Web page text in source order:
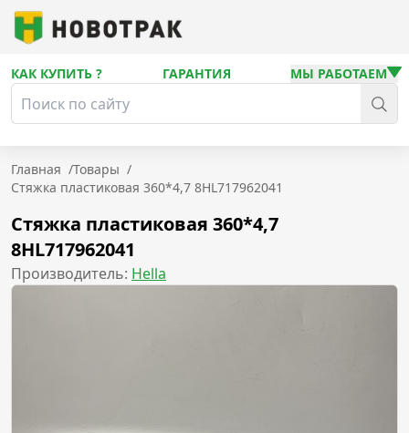
КАК КУПИТЬ ? ГАРАНТИЯ МЫ РАБОТАЕМ
Главная /Товары /
Стяжка пластиковая 360*4,7 8HL717962041
Стяжка пластиковая 360*4,7
8HL717962041
Производитель: Hella